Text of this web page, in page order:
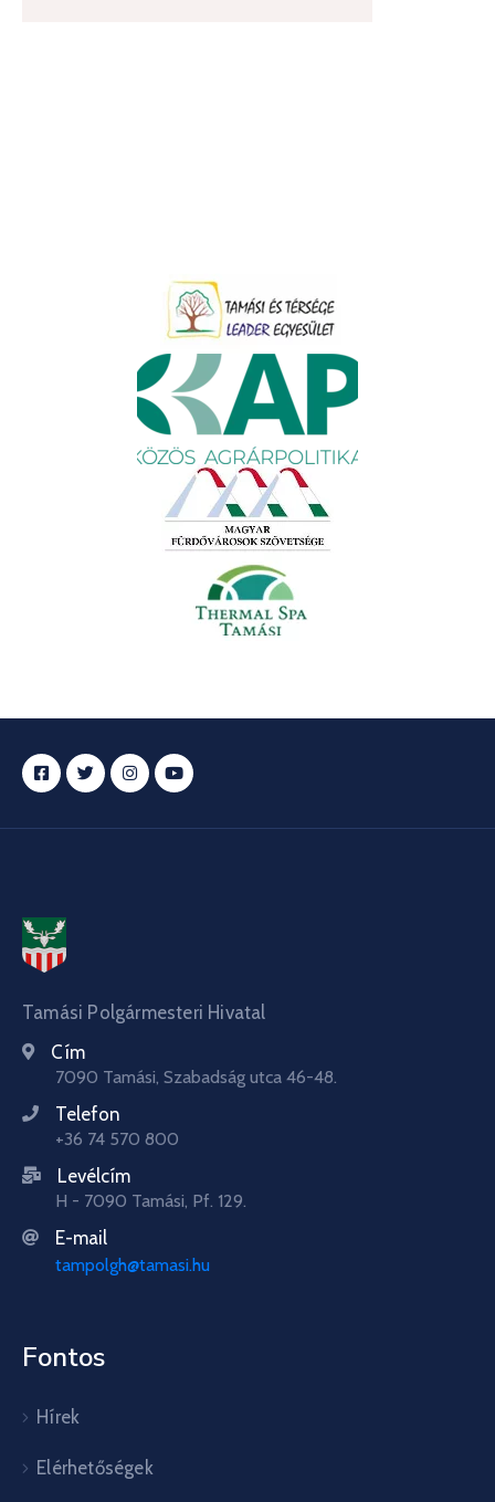
Tamási Polgármesteri Hivatal
Cím
7090 Tamási, Szabadság utca 46-48.
Telefon
+36 74 570 800
Levélcím
H - 7090 Tamási, Pf. 129.
E-mail
tampolgh@tamasi.hu
Fontos
Hírek
Elérhetőségek